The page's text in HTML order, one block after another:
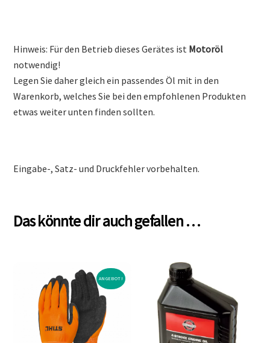
Hinweis: Für den Betrieb dieses Gerätes ist Motoröl
notwendig!
Legen Sie daher gleich ein passendes Öl mit in den
Warenkorb, welches Sie bei den empfohlenen Produkten
etwas weiter unten finden sollten.
Eingabe-, Satz- und Druckfehler vorbehalten.
Das könnte dir auch gefallen …
ANGEBOT!